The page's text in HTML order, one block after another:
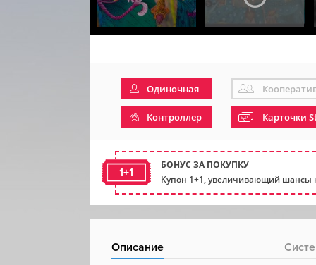
Одиночная
Контроллер Карточки
1+1
БОНУС ЗА ПОКУПКУ
Купон 1+1, увеличивающий шансы
Описание